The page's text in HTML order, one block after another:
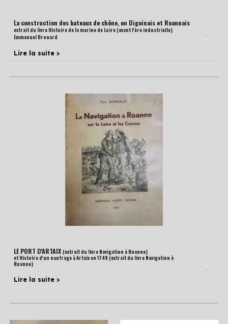
La construction des bateaux de chêne, en Digoinais et Roannais
extrait du livre Histoire de la marine de Loire (avant l'ère industrielle)
Emmanuel Brouard
Lire la suite >
LE PORT D'ARTAIX (extrait du livre Navigation à Roanne)
et Histoire d'un naufrage à Artaix en 1749 (extrait du livre Navigation à
Roanne)
Lire la suite >